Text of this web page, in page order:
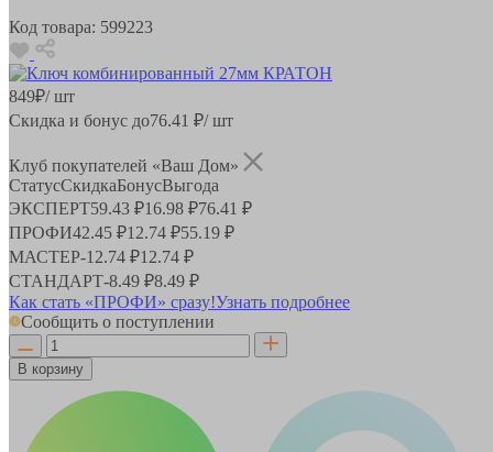
Код товара: 599223
849₽/ шт
Скидка и бонус до76.41 ₽/ шт
Клуб покупателей «Ваш Дом»
СтатусСкидкаБонусВыгода
ЭКСПЕРТ59.43 ₽16.98 ₽76.41 ₽
ПРОФИ42.45 ₽12.74 ₽55.19 ₽
МАСТЕР-12.74 ₽12.74 ₽
СТАНДАРТ-8.49 ₽8.49 ₽
Как стать «ПРОФИ» сразу!Узнать подробнее
Сообщить о поступлении
В корзину